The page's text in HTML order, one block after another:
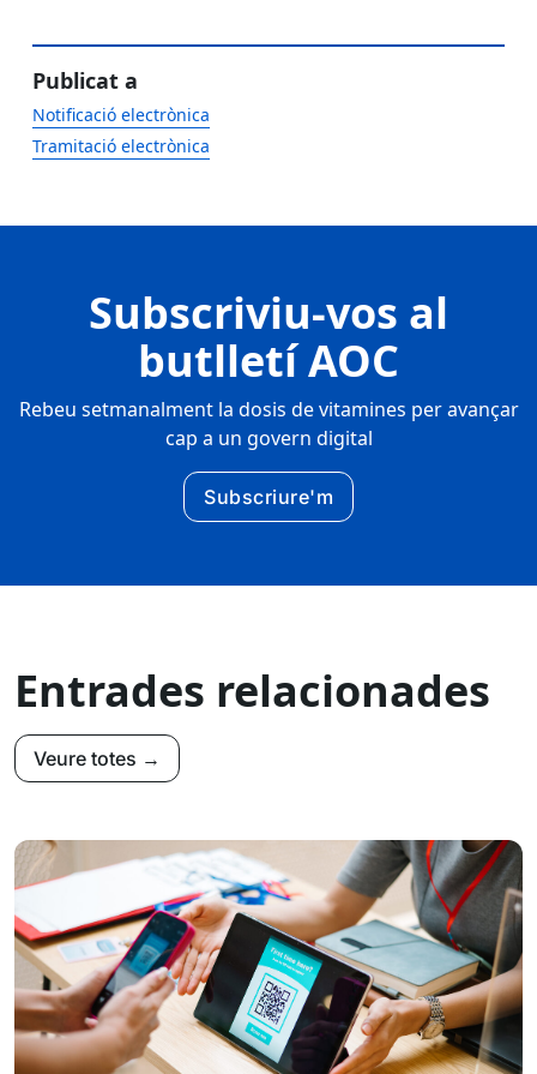
Publicat a
Notificació electrònica
Tramitació electrònica
Subscriviu-vos al
butlletí AOC
Rebeu setmanalment la dosis de vitamines per avançar
cap a un govern digital
Subscriure'm
Entrades relacionades
Veure totes →